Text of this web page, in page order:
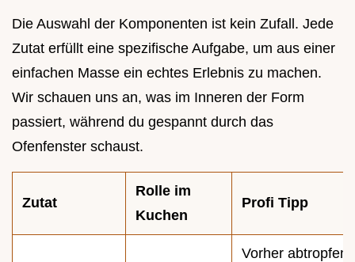
Die Auswahl der Komponenten ist kein Zufall. Jede
Zutat erfüllt eine spezifische Aufgabe, um aus einer
einfachen Masse ein echtes Erlebnis zu machen.
Wir schauen uns an, was im Inneren der Form
passiert, während du gespannt durch das
Ofenfenster schaust.
Zutat
Rolle im
Kuchen
Profi Tipp
Vorher abtropfen